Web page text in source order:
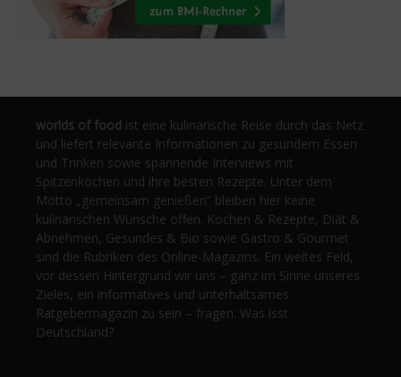
worlds of food ist eine kulinarische Reise durch das Netz
und liefert relevante Informationen zu gesundem Essen
und Trinken sowie spannende Interviews mit
Spitzenköchen und ihre besten Rezepte. Unter dem
Motto „gemeinsam genießen“ bleiben hier keine
kulinarischen Wünsche offen. Kochen & Rezepte, Diät &
Abnehmen, Gesundes & Bio sowie Gastro & Gourmet
sind die Rubriken des Online-Magazins. Ein weites Feld,
vor dessen Hintergrund wir uns – ganz im Sinne unseres
Zieles, ein informatives und unterhaltsames
Ratgebermagazin zu sein – fragen: Was isst
Deutschland?